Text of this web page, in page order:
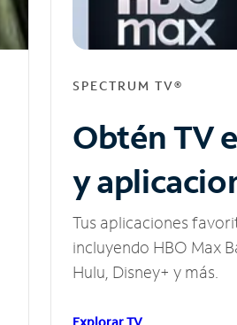
SPECTRUM TV®
Obtén TV
y
Tus aplicaciones
incluyendo HBO Max
Hulu, Disney+ y más.